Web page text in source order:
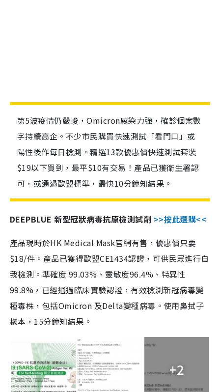
第5波疫情仍嚴峻，Omicron感染力強，確診個案數
字持續高企。不少市民購買快速測試「看門口」或
陽性後作每日檢測。精選13款優惠價快速測試套裝
$19以下買到，最平$10有交易！產品已獲衛生署認
可，或通過歐盟標準，最快10分鐘知結果。
DEEPBLUE 新型冠狀病毒抗原檢測試劑 >>按此選購<<
產品現時於HK Medical Mask官網有售，優惠價只要
$18/件。產品已獲得歐盟CE1434認證，可供民眾進行自
我檢測。準確度 99.03%、靈敏度96.4%、特異性
99.8%，已經通過臨床實驗認證，有效檢測新冠病毒變
種毒株，包括Omicron 及Delta變種病毒。使用鼻拭子
樣本，15分鐘知結果。
+2